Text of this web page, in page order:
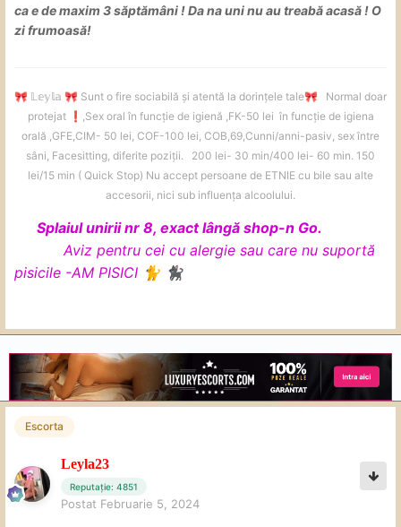
ca e de maxim 3 săptămâni ! Da na uni nu au treabă acasă ! O
zi frumoasă!
🎀 𝕃𝕖𝕪𝕝𝕒 🎀 Sunt o fire sociabilă și atentă la dorințele tale🎀
Normal doar
protejat
❗ ️,Sex oral în funcție de igienă ,FK-50 lei în funcție de igiena
orală ,GFE,CIM- 50 lei, COF-100 lei, COB,69,Cunni/anni-pasiv, sex între
sâni, Facesitting, diferite poziții. 200 lei- 30 min/400 lei- 60 min. 150
lei/15 min ( Quick Stop) Nu accept persoane de ETNIE cu bile sau alte
accesorii, nici sub influența alcoolului.
Splaiul unirii nr 8, exact lângă shop-n Go.
Aviz pentru cei cu alergie sau care nu suportă
pisicile -AM PISICI 🐈 🐈‍⬛
Escorta
Leyla23
Reputație: 4851
Postat Februarie 5, 2024